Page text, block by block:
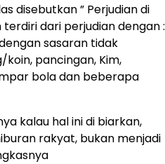
disebutkan ” Perjudian di
dari perjudian dengan :
sasaran tidak
pancingan, Kim,
bola dan beberapa
kalau hal ini di biarkan,
rakyat, bukan menjadi